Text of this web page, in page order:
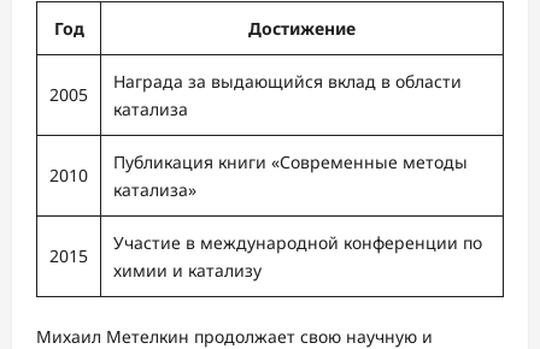
Год Достижение
2005
Награда за выдающийся вклад в области
катализа
2010
Публикация книги «Современные методы
катализа»
2015
Участие в международной конференции по
химии и катализу
Михаил Метелкин продолжает свою научную и